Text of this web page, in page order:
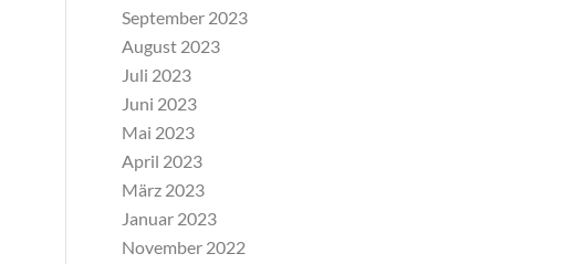
September 2023
August 2023
Juli 2023
Juni 2023
Mai 2023
April 2023
März 2023
Januar 2023
November 2022